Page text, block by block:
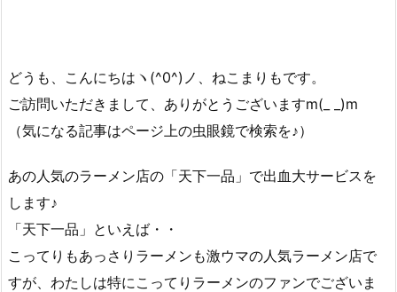
どうも、こんにちはヽ(^0^)ノ、ねこまりもです。
ご訪問いただきまして、ありがとうございますm(_ _)m
（気になる記事はページ上の虫眼鏡で検索を♪）
あの人気のラーメン店の「天下一品」で出血大サービスを
します♪
「天下一品」といえば・・
こってりもあっさりラーメンも激ウマの人気ラーメン店で
すが、わたしは特にこってりラーメンのファンでございま